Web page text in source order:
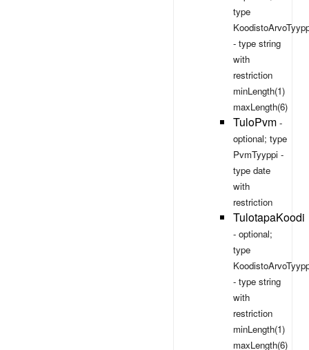
type
- type string
with
restriction
minLength(1)
maxLength(6)
TuloPvm -
optional; type
PvmTyyppi -
type date
with
restriction
TulotapaKoodi
- optional;
type
- type string
with
restriction
minLength(1)
maxLength(6)